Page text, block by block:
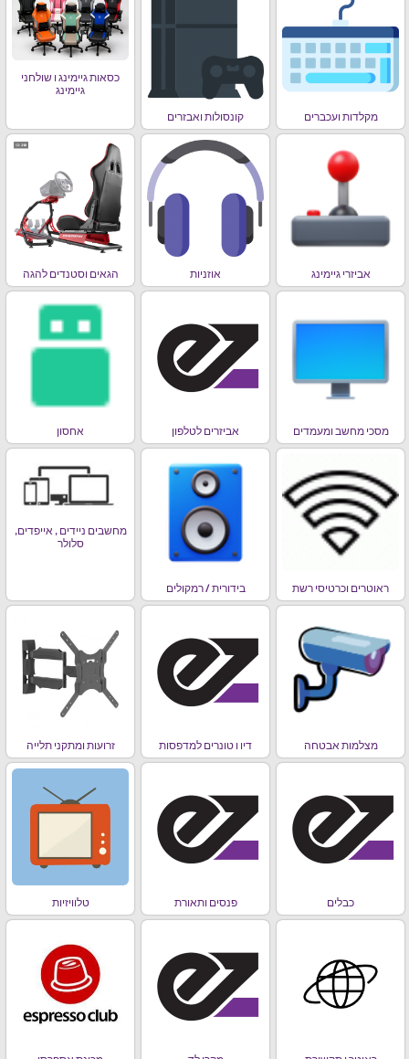
מקלדות ועכברים קונסולות ואבזרים
כסאות גיימינג ו שולחני
גיימינג
אביזרי גיימינג אוזניות הגאים וסטנדים להגה
מסכי מחשב ומעמדים אביזרים לטלפון אחסון
ראוטרים וכרטיסי רשת בידורית / רמקולים
מחשבים ניידים , אייפדים,
סלולר
מצלמות אבטחה דיו ו טונרים למדפסות זרועות ומתקני תלייה
כבלים פנסים ותאורת טלוויזיות